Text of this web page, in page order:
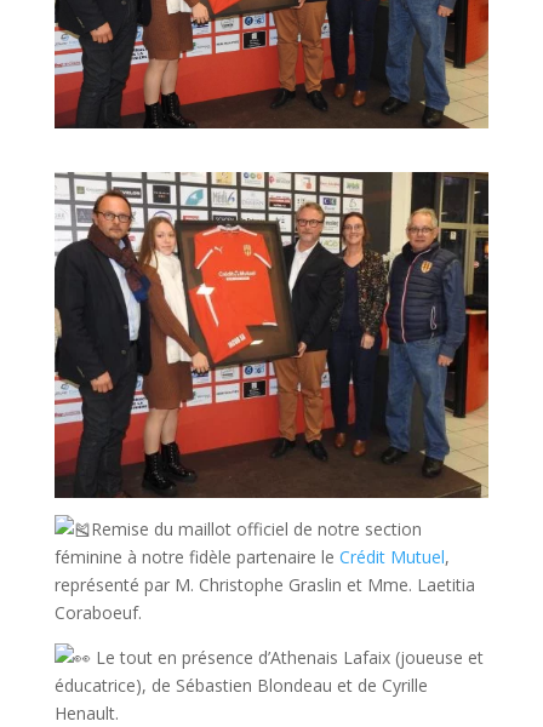
Remise du maillot officiel de notre section
féminine à notre fidèle partenaire le Crédit Mutuel,
représenté par M. Christophe Graslin et Mme. Laetitia
Coraboeuf.
Le tout en présence d’Athenais Lafaix (joueuse et
éducatrice), de Sébastien Blondeau et de Cyrille
Henault.